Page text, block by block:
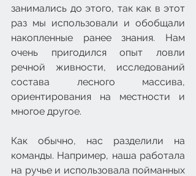
занимались до этого, так как в этот
раз мы использовали и обобщали
накопленные ранее знания. Нам
очень пригодился опыт ловли
речной живности, исследований
состава лесного массива,
ориентирования на местности и
многое другое.
Как обычно, нас разделили на
команды. Например, наша работала
на ручье и использовала пойманных